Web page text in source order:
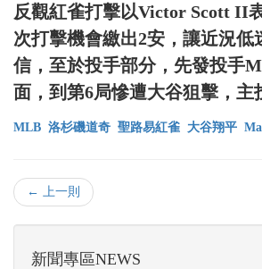
反觀紅雀打擊以Victor Scott II
次打擊機會繳出2安，讓近況低
信，至於投手部分，先發投手
面，到第6局慘遭大谷狙擊，主
MLB 洛杉磯道奇 聖路易紅雀 大谷翔平
← 上一則
新聞專區NEWS